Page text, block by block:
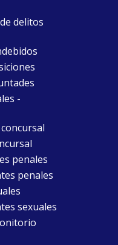
delitos
-
penales
penales
sexuales